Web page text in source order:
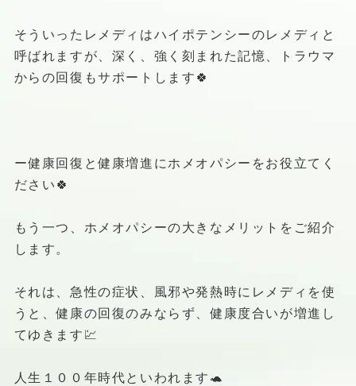
そういったレメディはハイポテンシーのレメディと
呼ばれますが、深く、強く刻まれた記憶、トラウマ
からの回復もサポートします🍀
ー健康回復と健康増進にホメオパシーをお役立てく
ださい🍀
もう一つ、ホメオパシーの大きなメリットをご紹介
します。
それは、急性の症状、風邪や発熱時にレメディを使
うと、健康の回復のみならず、健康度合いが増進し
てゆきます💹
人生１００年時代といわれます🐢